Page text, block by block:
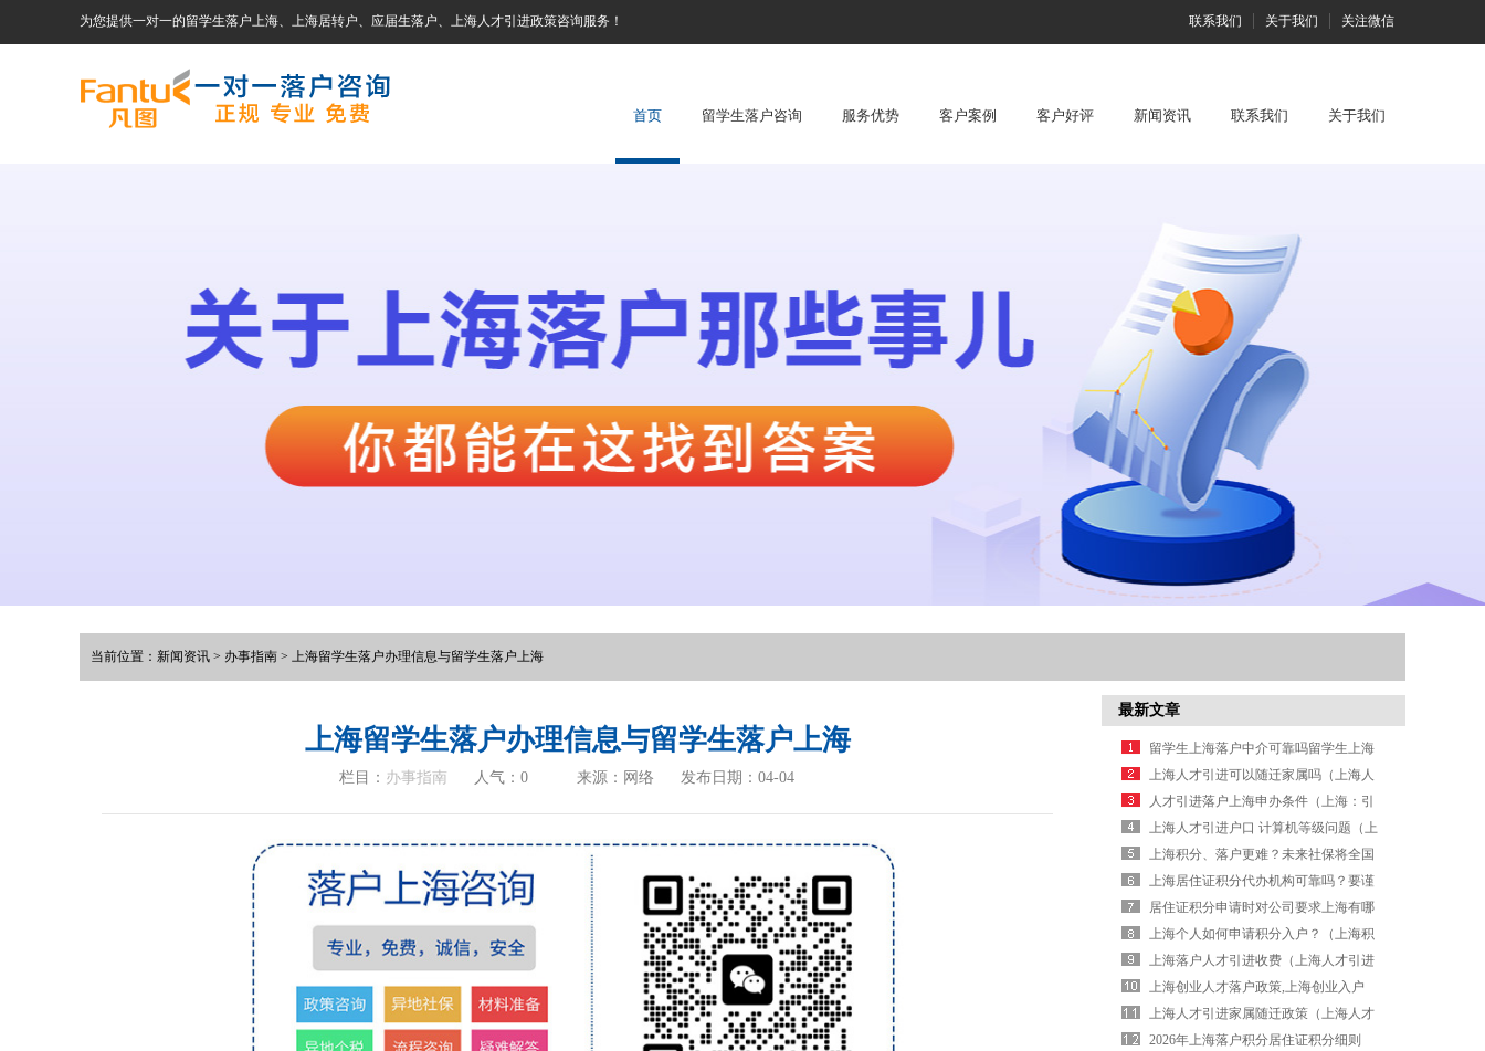
为您提供一对一的留学生落户上海、上海居转户、应届生落户、上海人才引进政策咨询服务！ 联系我们 关于我们 关注微信
首页 留学生落户咨询 服务优势 客户案例 客户好评 新闻资讯 联系我们 关于我们
当前位置： 新闻资讯 > 办事指南 > 上海留学生落户办理信息与留学生落户上海
上海留学生落户办理信息与留学生落户上海
栏目： 办事指南 人气： 0 来源：网络 发布日期：04-04
最新文章
留学生上海落户中介可靠吗留学生上海
落户
上海人才引进可以随迁家属吗（上海人
才引进可以直接落户吗）
人才引进落户上海申办条件（上海：引
进人才落户上海）
上海人才引进户口 计算机等级问题（上
海人才引进计划落户）
上海积分、落户更难？未来社保将全国
联网！（积分上海社保怎么加分）
上海居住证积分代办机构可靠吗？要谨
慎！（上海办理居住证积分有什么用）
居住证积分申请时对公司要求上海有哪
些？
上海个人如何申请积分入户？（上海积
分入户办理）
上海落户人才引进收费（上海人才引进
落户优惠）
上海创业人才落户政策,上海创业入户
（上海创业人才落户政策,上海创业入户
有优惠吗）
上海人才引进家属随迁政策（上海人才
引进 家属）
2026年上海落户积分居住证积分细则